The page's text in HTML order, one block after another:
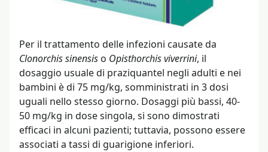
Per il trattamento delle infezioni causate da
Clonorchis sinensis o Opisthorchis viverrini, il
dosaggio usuale di praziquantel negli adulti e nei
bambini è di 75 mg/kg, somministrati in 3 dosi
uguali nello stesso giorno. Dosaggi più bassi, 40-
50 mg/kg in dose singola, si sono dimostrati
efficaci in alcuni pazienti; tuttavia, possono essere
associati a tassi di guarigione inferiori.